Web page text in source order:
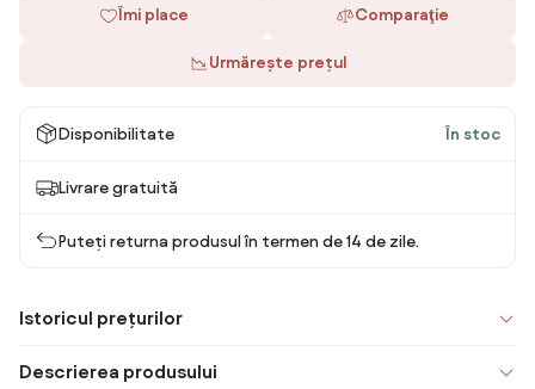
Îmi place Comparaţie
Urmărește prețul
Disponibilitate În stoc
Livrare gratuită
Puteți returna produsul în termen de 14 de zile.
Istoricul prețurilor
Descrierea produsului